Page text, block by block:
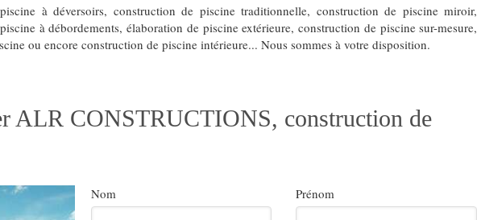
à déversoirs, construction de piscine traditionnelle, construction de piscine miroir,
à débordements, élaboration de piscine extérieure, construction de piscine sur-mesure,
ou encore construction de piscine intérieure... Nous sommes à votre disposition.
ALR CONSTRUCTIONS, construction de
Nom Prénom